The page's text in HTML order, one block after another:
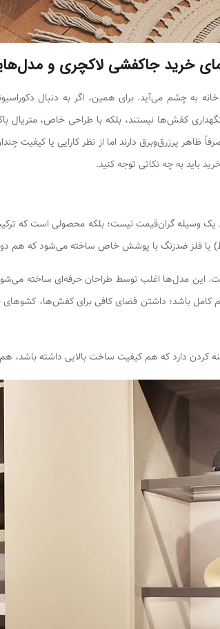
خرید جاکفشی لاکچری و
به چشم می‌آید. برای همین، اگر به دنبال
کفش‌ها نیستند، بلکه با طراحی خاص، متریال
ظاهر پرزرق‌وبرق دارند اما از نظر کارایی یا
باید به چه نکاتی توجه کنید.
گران‌قیمت نیست؛ بلکه محصولی است که ترکیبی
یا فلز ضدزنگ با پوشش خاص ساخته می‌شود که هم
این مدل‌ها اغلب توسط طراحان حرفه‌ای ساخته
کامل باشد؛ داشتن فضای کافی برای کفش‌ها،
دارد که هم کیفیت ساخت بالایی داشته باشد،